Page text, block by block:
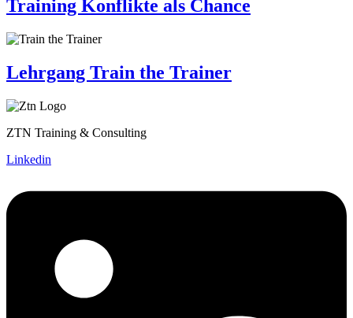
Training Konflikte als Chance
Lehrgang Train the Trainer
ZTN Training & Consulting
Linkedin